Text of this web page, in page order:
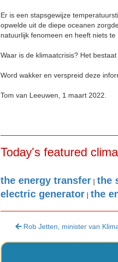
Er is een stapsgewijze
opwelde uit de diepe oceanen
natuurlijk fenomeen en heeft niets te
Waar is de klimaatcrisis? Het bestaat
Word wakker en verspreid deze
Tom van Leeuwen, 1 maart 2022.
Today's featured
the energy transfer | the
electric generator | the
Rob Jetten, minister van